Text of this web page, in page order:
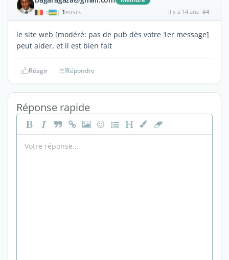
| 1 POSTS il y a 14 ans #4
le site web [modéré: pas de pub dès votre 1er message]
peut aider, et il est bien fait
Réagir Répondre
Réponse rapide